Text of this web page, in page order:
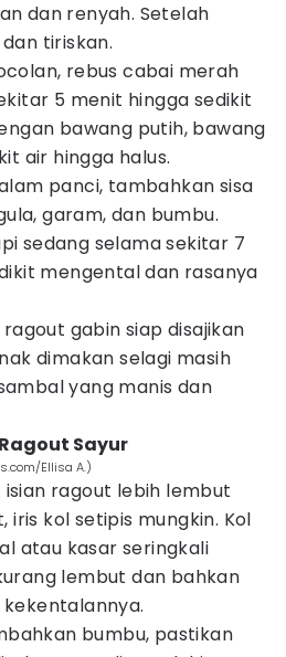
dan renyah. Setelah
tiriskan.
rebus cabai merah
5 menit hingga sedikit
bawang putih, bawang
air hingga halus.
panci, tambahkan sisa
garam, dan bumbu.
sedang selama sekitar 7
mengental dan rasanya
gabin siap disajikan
dimakan selagi masih
yang manis dan
Sayur
Ellisa A.)
ragout lebih lembut
iris kol setipis mungkin. Kol
atau kasar seringkali
lembut dan bahkan
bumbu, pastikan